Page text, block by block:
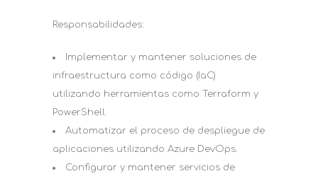
Responsabilidades:
Implementar y mantener soluciones de
infraestructura como código (IaC)
utilizando herramientas como Terraform y
PowerShell.
Automatizar el proceso de despliegue de
aplicaciones utilizando Azure DevOps.
Configurar y mantener servicios de